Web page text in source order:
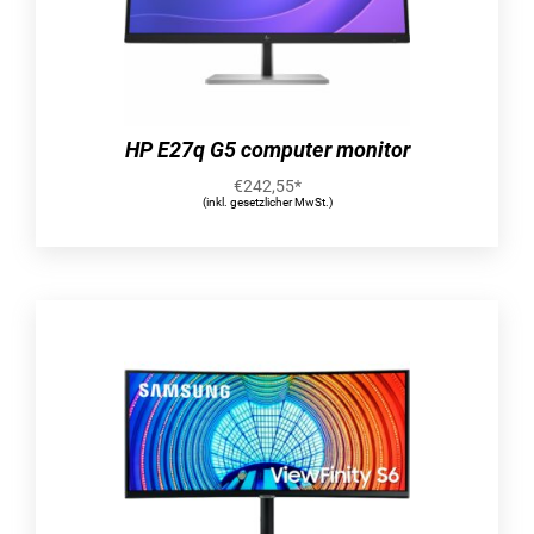
Reaktionszeit: 5 ms
Eigenschaft: Blendfreier Bildschirm
Bildschirmform: Flach
Maximale Bildwiederholrate: 75 Hz
Bildwinkel, horizontal: 178°
Vertikaler Scanbereich: 48 – 75 Hz
Oberflächenhärte: 3H
RGB-Farbraum: NTSC
Farbskala: 72%
Leistungen
HP E27q G5 computer monitor
€242,55*
(inkl. gesetzlicher MwSt.)